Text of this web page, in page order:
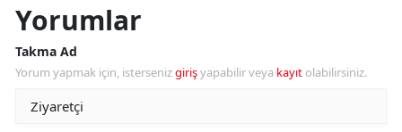
Yorumlar
Takma Ad
Yorum yapmak için, istersenizgirişyapabilir veya kayıt olabilirsiniz.